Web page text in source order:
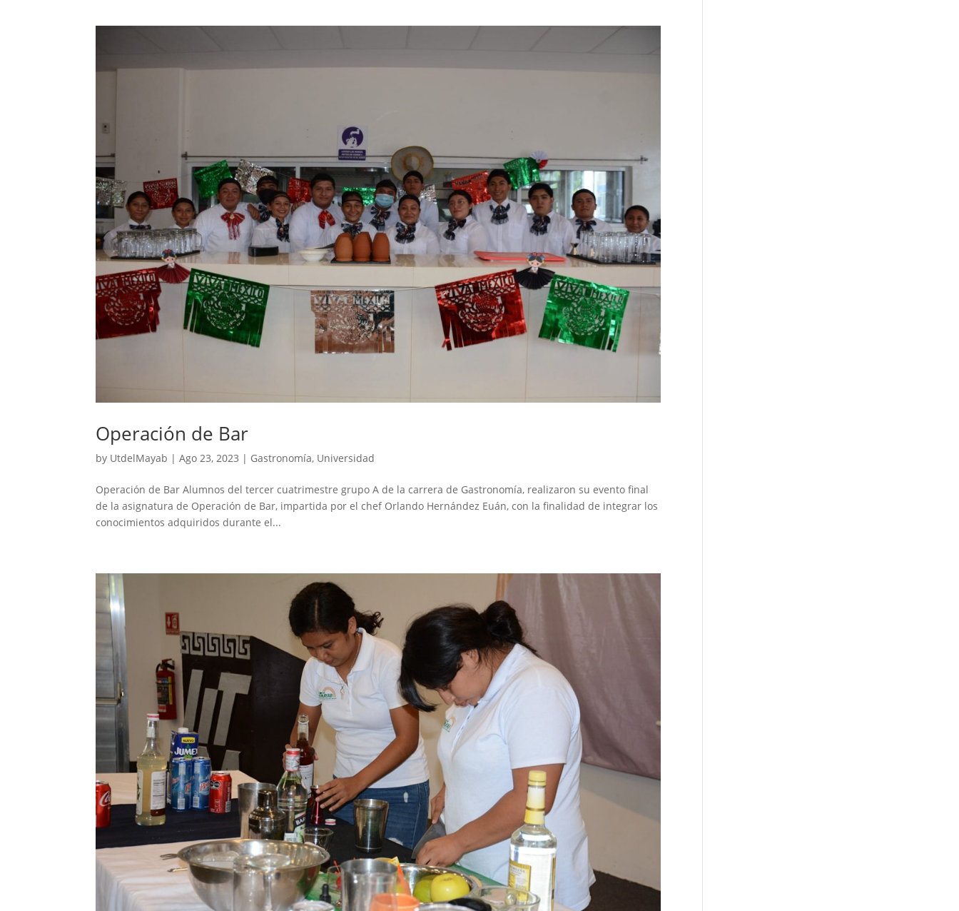
Operación de Bar
by UtdelMayab |Ago 23, 2023 | Gastronomía, Universidad
Operación de Bar Alumnos del tercer cuatrimestre grupo A de la carrera de Gastronomía, realizaron su evento final
de la asignatura de Operación de Bar, impartida por el chef Orlando Hernández Euán, con la finalidad de integrar los
conocimientos adquiridos durante el...